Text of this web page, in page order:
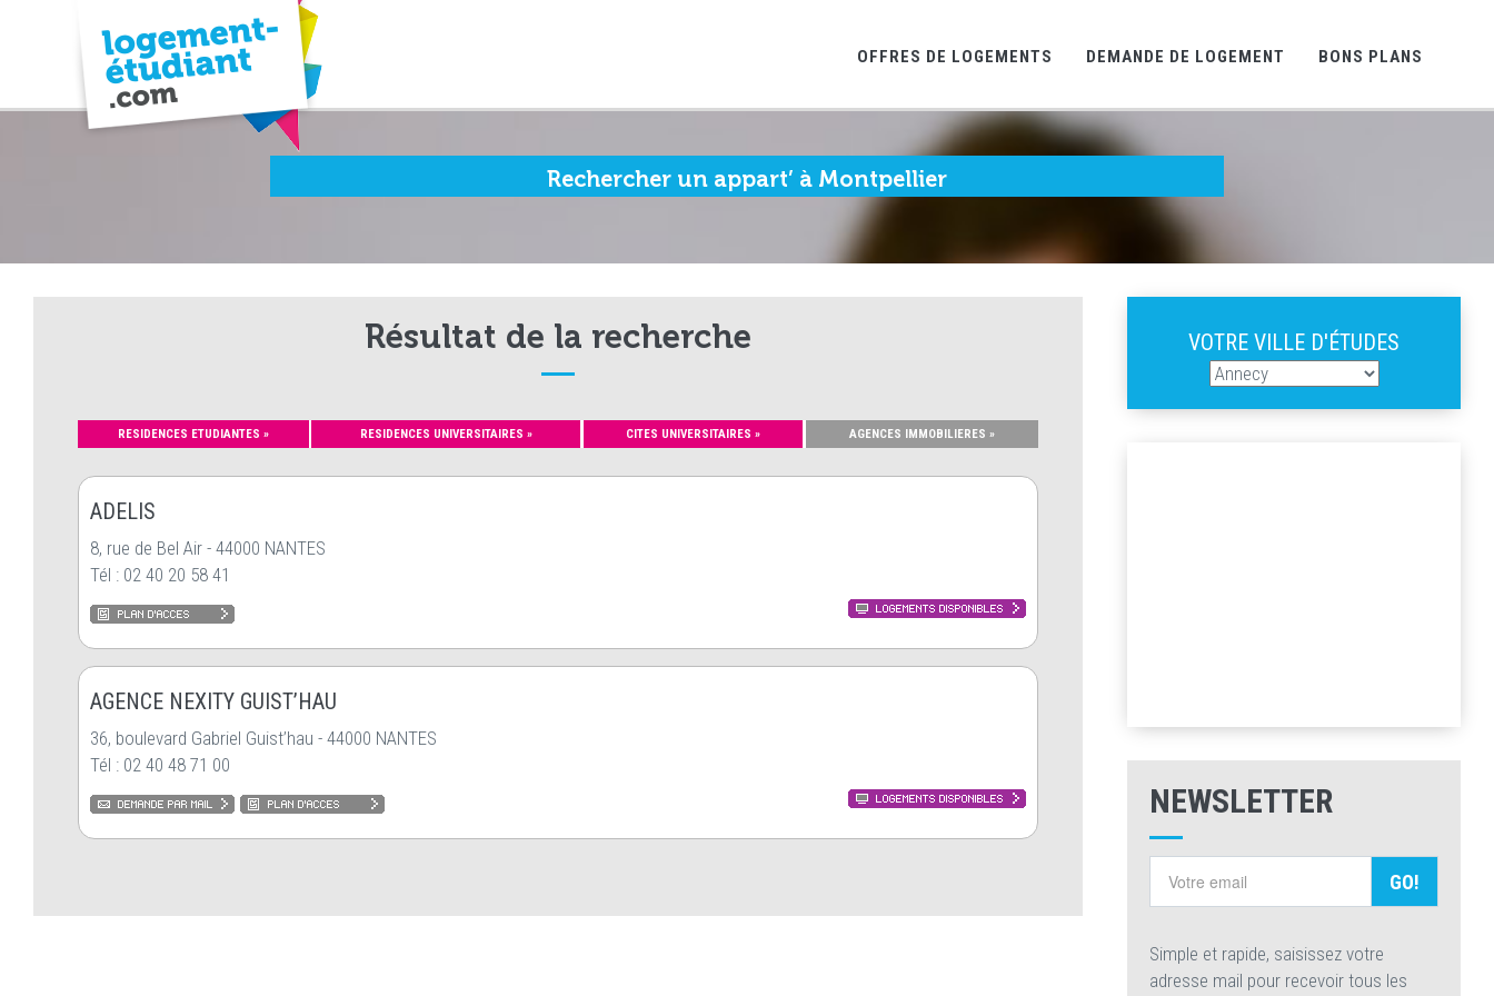
OFFRES DE LOGEMENTS DEMANDE DE LOGEMENT BONS PLANS
Rechercher un appart’ à Montpellier
VOTRE VILLE D'ÉTUDES
NEWSLETTER
GO!
Simple et rapide, saisissez votre
adresse mail pour recevoir tous les
Résultat de la recherche
RESIDENCES ETUDIANTES » RESIDENCES UNIVERSITAIRES » CITES UNIVERSITAIRES » AGENCES IMMOBILIERES »
ADELIS
8, rue de Bel Air - 44000 NANTES
Tél : 02 40 20 58 41
AGENCE NEXITY GUIST’HAU
36, boulevard Gabriel Guist’hau - 44000 NANTES
Tél : 02 40 48 71 00